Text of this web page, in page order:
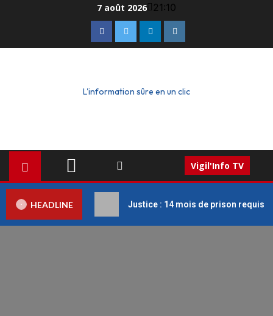
7 août 2026 21:10
L'information sûre en un clic
Vigil'Info TV
HEADLINE Justice : 14 mois de prison requis